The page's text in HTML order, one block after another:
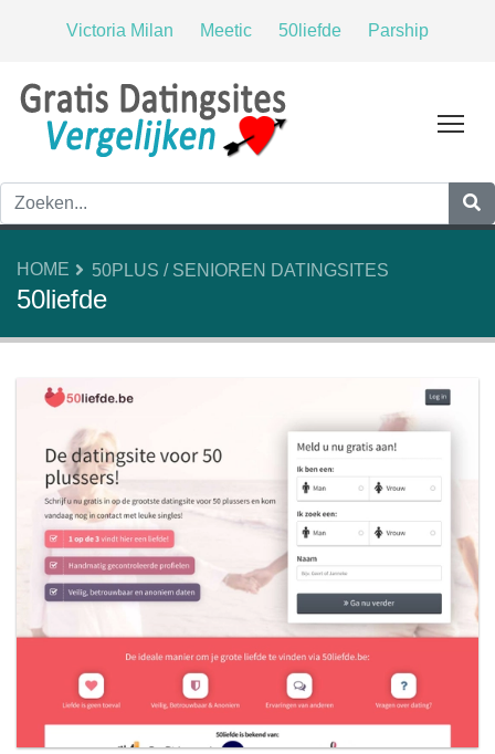
Victoria Milan Meetic 50liefde Parship
HOME 50PLUS / SENIOREN DATINGSITES
50liefde